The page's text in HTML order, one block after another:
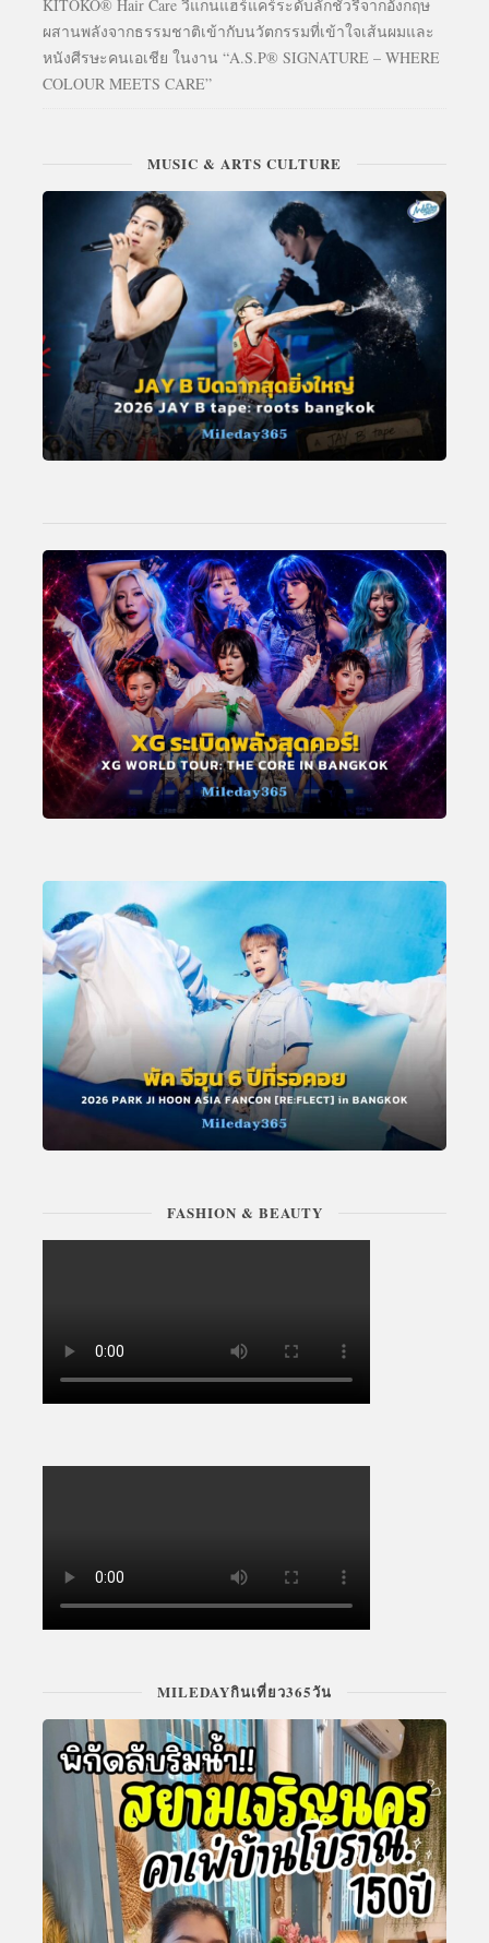
KITOKO® Hair Care วีแกนแฮร์แคร์ระดับลักชัวรีจากอังกฤษ
ผสานพลังจากธรรมชาติเข้ากับนวัตกรรมที่เข้าใจเส้นผมและ
หนังศีรษะคนเอเชีย ในงาน “A.S.P® SIGNATURE – WHERE
COLOUR MEETS CARE”
MUSIC & ARTS CULTURE
FASHION & BEAUTY
MILEDAYกินเที่ยว365วัน